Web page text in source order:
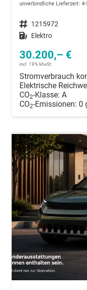
unverbindliche Lieferzeit:
Fahrzeugnummer 1215972
Kraftstoff Elektro
30.200,– €
incl. 19% MwSt.
Stromverbrauch
Elektrische
CO2-Klasse: A
CO2-Emissionen: 0